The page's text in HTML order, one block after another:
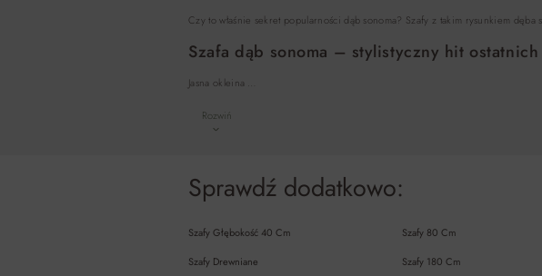
Czy to właśnie sekret popularności dąb sonoma? Szafy z takim rysunkiem
Szafa dąb sonoma – stylistyczny hit
Jasna okleina …
Rozwiń
Sprawdź dodatkowo:
Szafy Głębokość 40 Cm Szafy 80 Cm
Szafy Drewniane
Szafy 180 Cm